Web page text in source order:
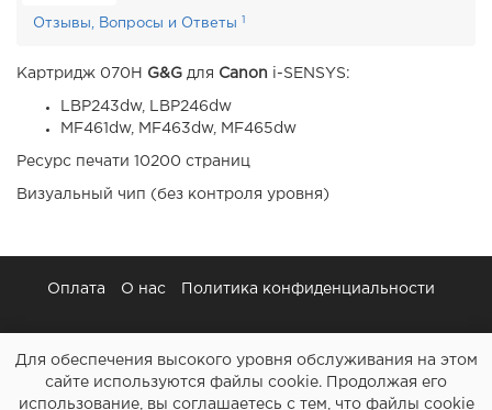
Отзывы, Вопросы и Ответы 1
Картридж 070H G&G для Canon i-SENSYS:
LBP243dw, LBP246dw
MF461dw, MF463dw, MF465dw
Ресурс печати 10200 страниц
Визуальный чип (без контроля уровня)
Оплата О нас Политика конфиденциальности
Для обеспечения высокого уровня обслуживания на этом
сайте используются файлы cookie. Продолжая его
использование, вы соглашаетесь с тем, что файлы cookie